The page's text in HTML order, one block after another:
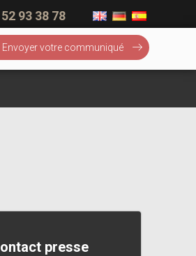
93 38 78
Envoyer votre communiqué
presse